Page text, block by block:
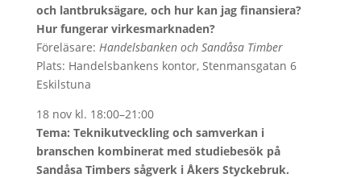
och lantbruksägare, och hur kan jag finansiera?
Hur fungerar virkesmarknaden?
Föreläsare: Handelsbanken och Sandåsa Timber
Plats: Handelsbankens kontor, Stenmansgatan 6
Eskilstuna
18 nov kl. 18:00–21:00
Tema: Teknikutveckling och samverkan i
branschen kombinerat med studiebesök på
Sandåsa Timbers sågverk i Åkers Styckebruk.